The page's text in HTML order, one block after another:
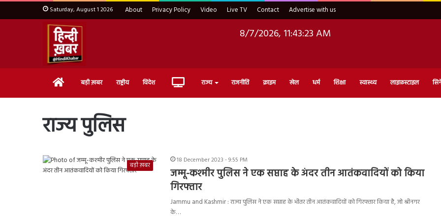
Saturday, August 1 2026 About Privacy Policy Video Live TV Contact Advertise with us
8/7/2026, 11:43:24 AM
Home बड़ी ख़बर राष्ट्रीय विदेश Live राज्य राजनीति क्राइम खेल धर्म शिक्षा स्वास्थ्य लाइफ़स्टाइल
राज्य पुलिस
बड़ी ख़बर
18 December 2023 - 9:55 PM
जम्मू-कश्मीर पुलिस ने एक सप्ताह के अंदर तीन आतंकवादियों को किया
गिरफ्तार
Jammu and Kashmir : राज्य पुलिस ने एक सप्ताह के भीतर तीन आतंकवादियों को गिरफ्तार किया है, जो श्रीनगर
के…